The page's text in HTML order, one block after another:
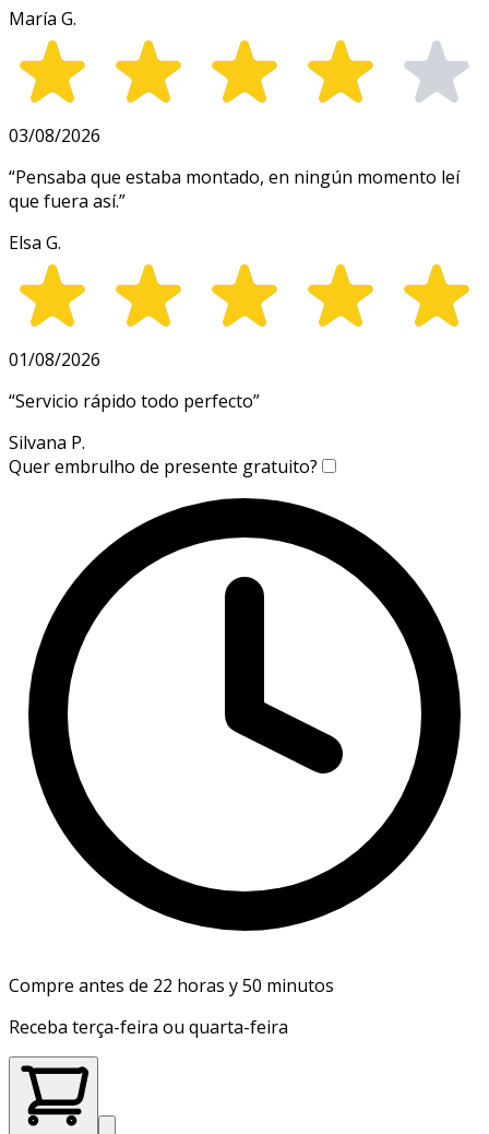
María G.
03/08/2026
“Pensaba que estaba montado, en ningún momento leí
que fuera así.”
Elsa G.
01/08/2026
“Servicio rápido todo perfecto”
Silvana P.
Quer embrulho de presente gratuito?
Compre antes de 22 horas y 50 minutos
Receba terça-feira ou quarta-feira